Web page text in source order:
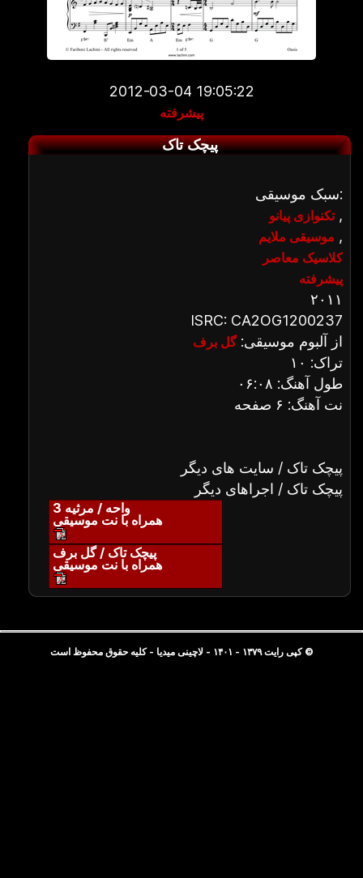
2012-03-04 19:05:22
پیشرفته
پیچک تاک
سبک موسیقی:
تکنوازی پیانو,
موسیقی ملایم ,
کلاسیک معاصر
پیشرفته
۲۰۱۱
ISRC: CA2OG1200237
از آلبوم موسیقی:گل برف
تراک: ۱۰
طول آهنگ: ۰۶:۰۸
نت آهنگ: ۶ صفحه
پیچک تاک / سایت های دیگر
پیچک تاک / اجراهای دیگر
واحه / مرثیه 3
همراه با نت موسیقی
پیچک تاک / گل برف
همراه با نت موسیقی
© کپی رایت ۱۳۷۹ - ۱۴۰۱ - لاچینی میدیا - کلیه حقوق محفوظ است